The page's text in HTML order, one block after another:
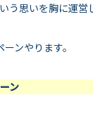
思いを胸に運営
ンやります。
ン